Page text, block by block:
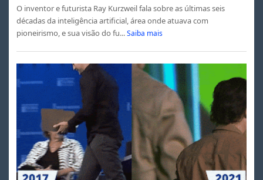
O inventor e futurista Ray Kurzweil fala sobre as últimas seis
décadas da inteligência artificial, área onde atuava com
pioneirismo, e sua visão do fu... Saiba mais